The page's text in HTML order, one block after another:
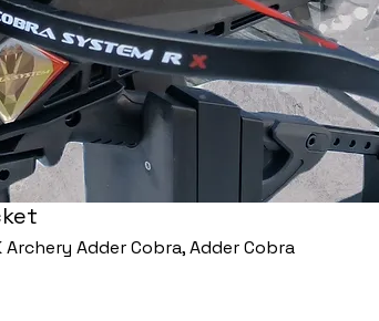
Adder Cobra, Adder Cobra